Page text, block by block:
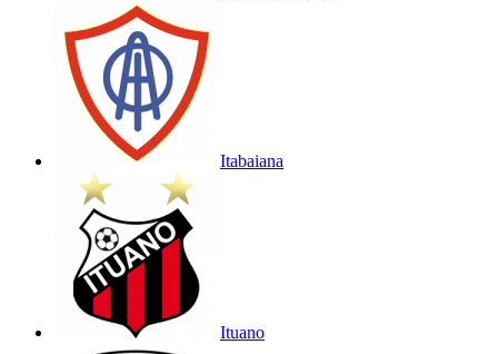
Itabaiana
Ituano